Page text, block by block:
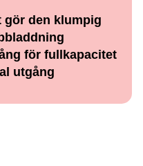
gör den klumpig
för fullkapacitet
utgång